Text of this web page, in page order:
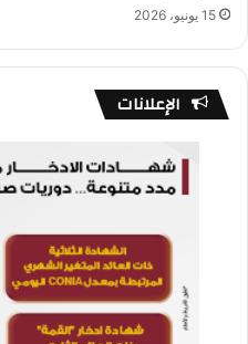
15 يونيو، 2026
الإعلانات